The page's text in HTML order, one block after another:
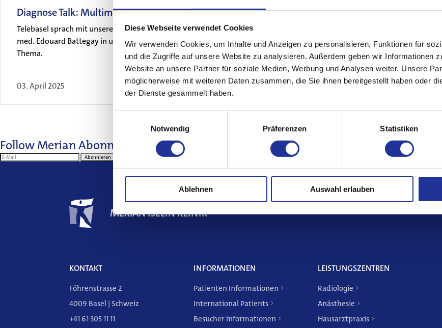
Diese Webseite verwendet Cookies
Wir verwenden Cookies, um Inhalte und Anzeigen zu personalisieren, Funktionen für
und die Zugriffe auf unsere Website zu analysieren. Außerdem geben wir Informationen
Website an unsere Partner für soziale Medien, Werbung und Analysen weiter. Unsere
möglicherweise mit weiteren Daten zusammen, die Sie ihnen bereitgestellt haben oder
der Dienste gesammelt haben.
Notwendig
Präferenzen Statistiken
Ablehnen Auswahl erlauben
Diagnose Talk: Multimorbidität
Telebasel sprach mit unserem Internisten, Prof. Dr.
med. Edouard Battegay in unserer Klinik über das
Thema.
03. April 2025
Diagnose Sendung: Multimorbidität
Unser Internist, Prof. Dr. med. Edouard Battegay, der
sich seit vielen Jahren mit Multimorbidität
beschäftigt, erklärt in der neuen Diagnose Sendung
mehr zu diesem Thema.
27. März 2025
Follow MerianAbonnieren Sie unseren Newsletter und bleiben Sie auf dem
Abonnieren
MERIAN ISELIN KLINIK
KONTAKT
Föhrenstrasse 2
4009 Basel | Schweiz
+41 61 305 11 11
INFORMATIONEN
Patienten Informationen
International Patients
Besucher Informationen
LEISTUNGSZENTREN
Radiologie
Anästhesie
Hausarztpraxis